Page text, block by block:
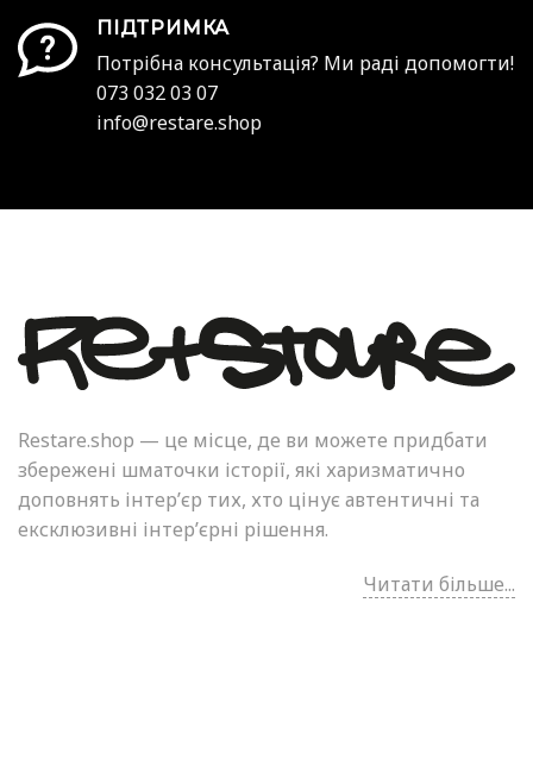
ПІДТРИМКА
Потрібна консультація? Ми раді допомогти!
073 032 03 07
info@restare.shop
Restare.shop — це місце, де ви можете придбати
збережені шматочки історії, які харизматично
доповнять інтер’єр тих, хто цінує автентичні та
ексклюзивні інтер’єрні рішення.
Читати більше...